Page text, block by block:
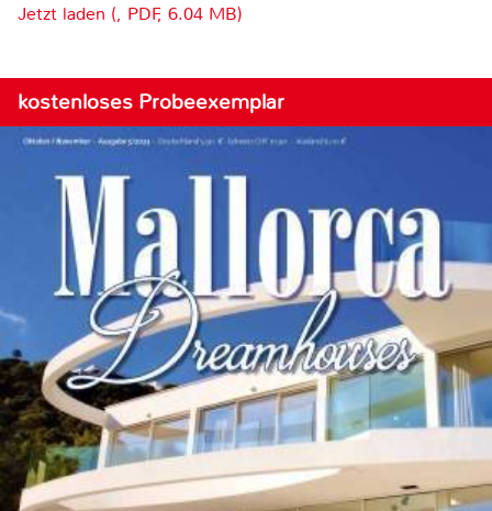
Jetzt laden (, PDF, 6.04 MB)
kostenloses Probeexemplar